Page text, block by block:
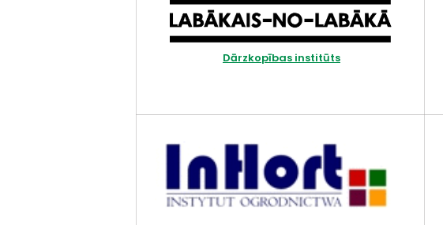
Dārzkopības institūts